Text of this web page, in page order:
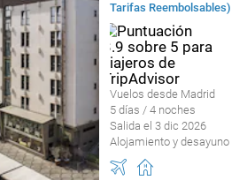
Tarifas Reembolsables)
Vuelos desde Madrid
5 días / 4 noches
Salida el 3 dic 2026
Alojamiento y desayuno